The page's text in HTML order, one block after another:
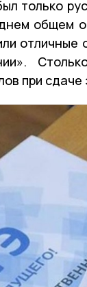
только
общем
при